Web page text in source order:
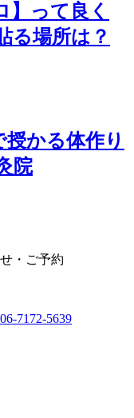
】って良く
る場所は？
授かる体作り
院
・ご予約